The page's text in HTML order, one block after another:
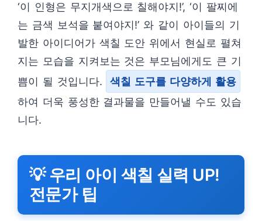
‘이 인형은 무지개색으로 칠해야지!’, ‘이 팔찌에
는 금색 보석을 붙여야지!’ 와 같이 아이들의 기
발한 아이디어가 색칠 도안 위에서 현실로 펼쳐
지는 모습을 지켜보는 것은 부모님에게도 큰 기
쁨이 될 것입니다.
색칠 도구를 다양하게 활용
하여 더욱 풍성한 결과물을 만들어낼 수도 있습
니다.
💡 우리 아이 색칠 실력 UP!
전문가 팁